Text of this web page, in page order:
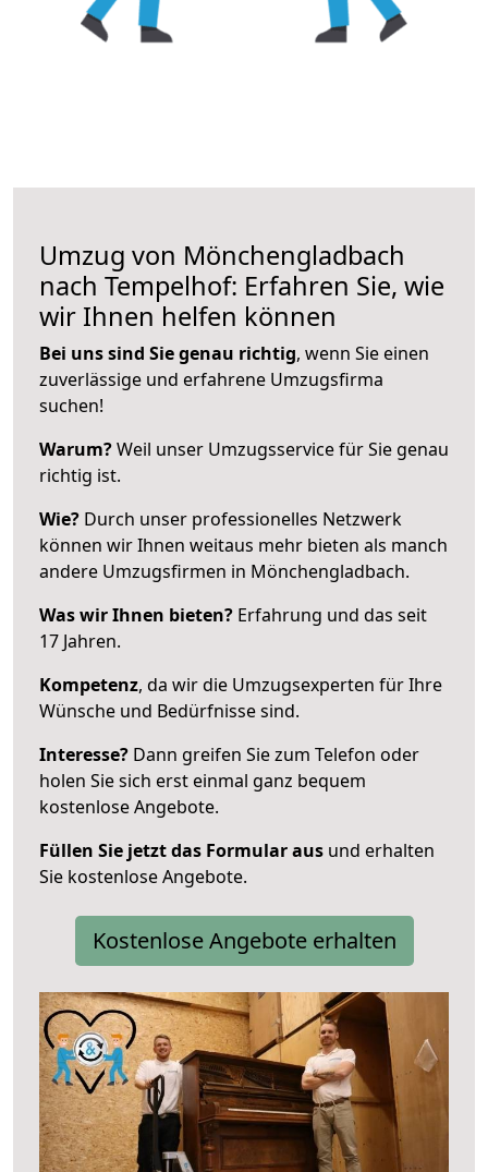
Umzug von Mönchengladbach
nach Tempelhof: Erfahren Sie, wie
wir Ihnen helfen können
Bei uns sind Sie genau richtig, wenn Sie einen
zuverlässige und erfahrene Umzugsfirma
suchen!
Warum?Weil unser Umzugsservice für Sie genau
richtig ist.
Wie? Durch unser professionelles Netzwerk
können wir Ihnen weitaus mehr bieten als manch
andere Umzugsfirmen in Mönchengladbach.
Was wir Ihnen bieten? Erfahrung und das seit
17 Jahren.
Kompetenz, da wir die Umzugsexperten für Ihre
Wünsche und Bedürfnisse sind.
Interesse? Dann greifen Sie zum Telefon oder
holen Sie sich erst einmal ganz bequem
kostenlose Angebote.
Füllen Sie jetzt das Formular aus und erhalten
Sie kostenlose Angebote.
Kostenlose Angebote erhalten